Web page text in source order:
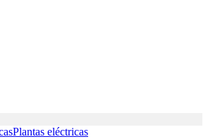
Plantas eléctricas